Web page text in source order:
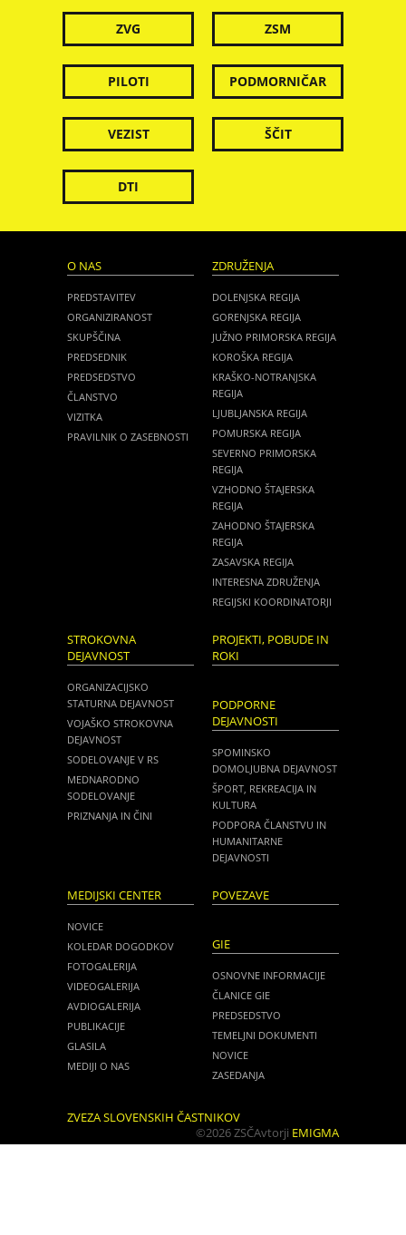
ZVG ZSM
PILOTI PODMORNIČAR
VEZIST ŠČIT
DTI
O NAS
PREDSTAVITEV
ORGANIZIRANOST
SKUPŠČINA
PREDSEDNIK
PREDSEDSTVO
ČLANSTVO
VIZITKA
PRAVILNIK O ZASEBNOSTI
ZDRUŽENJA
DOLENJSKA REGIJA
GORENJSKA REGIJA
JUŽNO PRIMORSKA REGIJA
KOROŠKA REGIJA
KRAŠKO-NOTRANJSKA
REGIJA
LJUBLJANSKA REGIJA
POMURSKA REGIJA
SEVERNO PRIMORSKA
REGIJA
VZHODNO ŠTAJERSKA
REGIJA
ZAHODNO ŠTAJERSKA
REGIJA
ZASAVSKA REGIJA
INTERESNA ZDRUŽENJA
REGIJSKI KOORDINATORJI
STROKOVNA
DEJAVNOST
ORGANIZACIJSKO
STATURNA DEJAVNOST
VOJAŠKO STROKOVNA
DEJAVNOST
SODELOVANJE V RS
MEDNARODNO
SODELOVANJE
PRIZNANJA IN ČINI
PROJEKTI, POBUDE IN
ROKI
PODPORNE
DEJAVNOSTI
SPOMINSKO
DOMOLJUBNA DEJAVNOST
ŠPORT, REKREACIJA IN
KULTURA
PODPORA ČLANSTVU IN
HUMANITARNE
DEJAVNOSTI
MEDIJSKI CENTER
NOVICE
KOLEDAR DOGODKOV
FOTOGALERIJA
VIDEOGALERIJA
AVDIOGALERIJA
PUBLIKACIJE
GLASILA
MEDIJI O NAS
POVEZAVE
GIE
OSNOVNE INFORMACIJE
ČLANICE GIE
PREDSEDSTVO
TEMELJNI DOKUMENTI
NOVICE
ZASEDANJA
ZVEZA SLOVENSKIH ČASTNIKOV
©2026 ZSČAvtorji EMIGMA